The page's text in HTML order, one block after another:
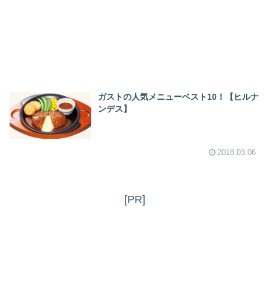
ガストの人気メニューベスト10！【ヒルナ
ンデス】
2018.03.06
[PR]